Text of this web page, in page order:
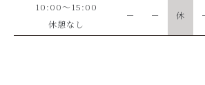
10:00～15:00
休憩なし
－ － 休